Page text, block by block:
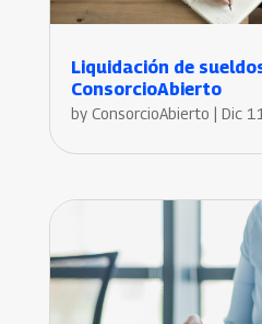
Liquidación de
ConsorcioAbierto
by ConsorcioAbierto | Dic